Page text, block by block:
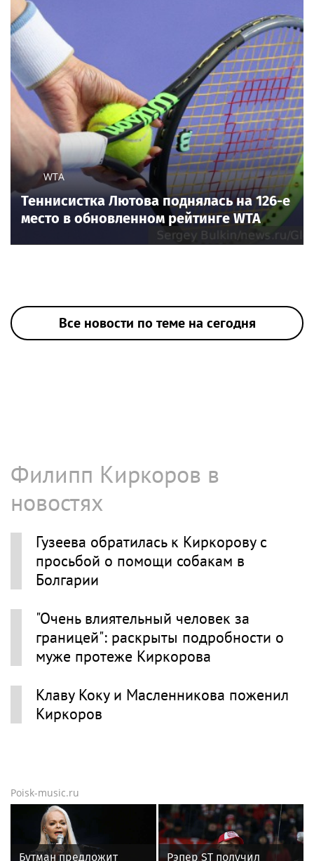
WTA
Теннисистка Лютова поднялась на 126-е
место в обновленном рейтинге WTA
Все новости по теме на сегодня
Филипп Киркоров в
новостях
Гузеева обратилась к Киркорову с
просьбой о помощи собакам в
Болгарии
"Очень влиятельный человек за
границей": раскрыты подробности о
муже протеже Киркорова
Клаву Коку и Масленникова поженил
Киркоров
Poisk-music.ru
Бутман предложит
Рэпер ST получил